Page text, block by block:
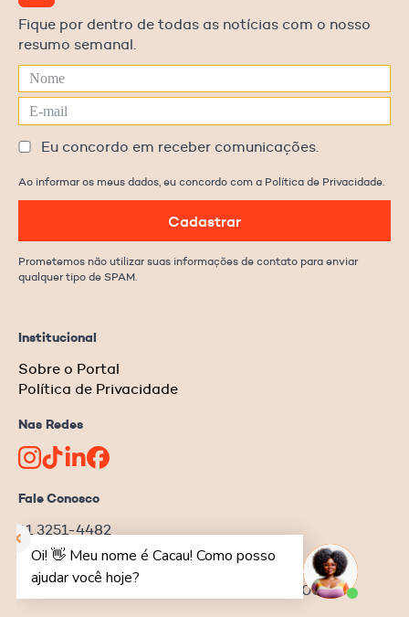
Institucional
Sobre o Portal
Política de Privacidade
Nas Redes
Fale Conosco
11 3251-4482
redacao@ongnews.com.br
Rua Manoel da Nóbrega, 354 – cj.32
Bela Vista | São Paulo–SP | CEP 04001-001
Fique por dentro de todas as notícias com o nosso
resumo semanal.
Eu concordo em receber comunicações.
Ao informar os meus dados, eu concordo com a Política de Privacidade.
Cadastrar
Prometemos não utilizar suas informações de contato para enviar
qualquer tipo de SPAM.